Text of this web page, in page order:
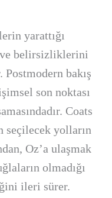
yarattığı
ve belirsizliklerini
bakış
son noktası
Coats
seçilecek yolların
Oz’a ulaşmak
olmadığı
ileri sürer.